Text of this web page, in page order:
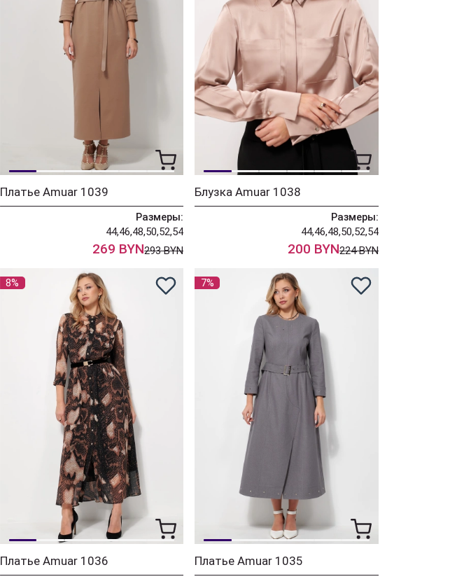
Платье Amuar 1039
Размеры:
44,46,48,50,52,54
269 BYN293 BYN
Блузка Amuar 1038
Размеры:
44,46,48,50,52,54
200 BYN224 BYN
8%
Платье Amuar 1036
7%
Платье Amuar 1035